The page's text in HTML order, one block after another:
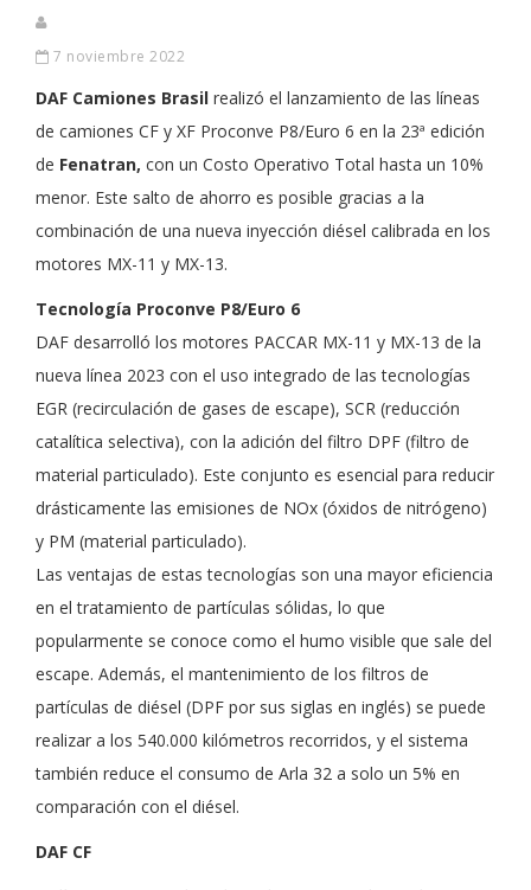
7 noviembre 2022
DAF Camiones Brasil realizó el lanzamiento de las líneas
de camiones CF y XF Proconve P8/Euro 6 en la 23ª edición
de Fenatran, con un Costo Operativo Total hasta un 10%
menor. Este salto de ahorro es posible gracias a la
combinación de una nueva inyección diésel calibrada en los
motores MX-11 y MX-13.
Tecnología Proconve P8/Euro 6
DAF desarrolló los motores PACCAR MX-11 y MX-13 de la
nueva línea 2023 con el uso integrado de las tecnologías
EGR (recirculación de gases de escape), SCR (reducción
catalítica selectiva), con la adición del filtro DPF (filtro de
material particulado). Este conjunto es esencial para reducir
drásticamente las emisiones de NOx (óxidos de nitrógeno)
y PM (material particulado).
Las ventajas de estas tecnologías son una mayor eficiencia
en el tratamiento de partículas sólidas, lo que
popularmente se conoce como el humo visible que sale del
escape. Además, el mantenimiento de los filtros de
partículas de diésel (DPF por sus siglas en inglés) se puede
realizar a los 540.000 kilómetros recorridos, y el sistema
también reduce el consumo de Arla 32 a solo un 5% en
comparación con el diésel.
DAF CF